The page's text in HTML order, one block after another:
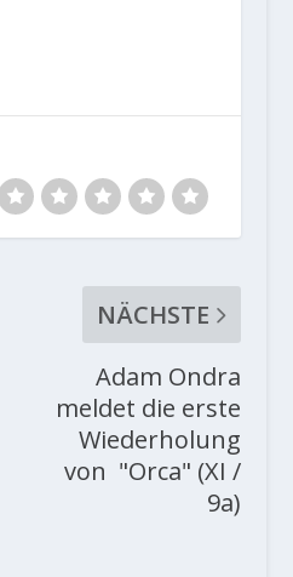
NÄCHSTE
Adam Ondra
meldet die erste
Wiederholung
von "Orca" (XI /
9a)